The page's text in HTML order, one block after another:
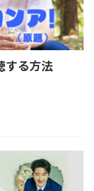
する方法